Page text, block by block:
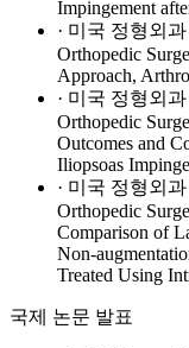
Impingement
· 미국 정형외
Orthopedic
Approach,
· 미국 정형외
Orthopedic
Outcomes and
Iliopsoas
· 미국 정형외
Orthopedic
Comparison of
Non-
Treated Using
국제 논문 발표